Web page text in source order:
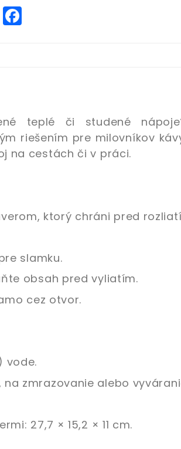
Facebook
teplé či studené
riešením pre milovníkov
na cestách či v práci.
ktorý chráni pred
slamku.
obsah pred vyliatím.
cez otvor.
vode.
zmrazovanie alebo
27,7 × 15,2 × 11 cm.